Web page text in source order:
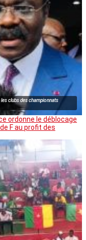
clubs des championnats
ordonne le déblocage
F au profit des